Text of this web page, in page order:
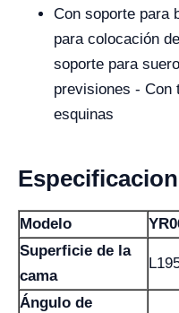
Con soporte para
para colocación
soporte para
previsiones - Con
esquinas
Modelo
Superficie de la
cama
Ángulo de